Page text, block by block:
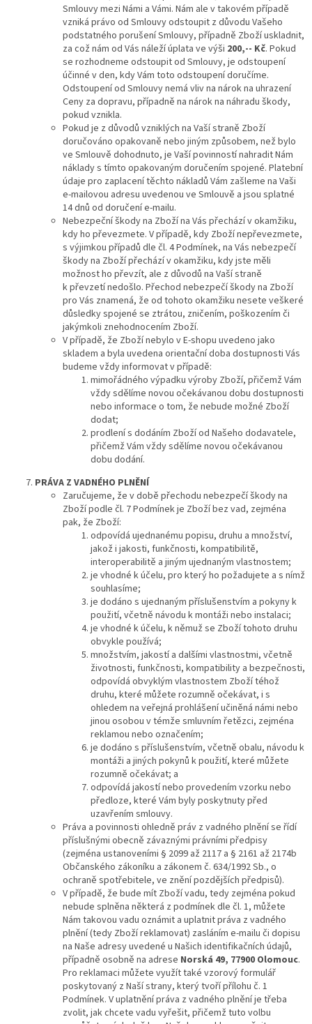
Smlouvy mezi Námi a Vámi. Nám ale v takovém případě
vzniká právo od Smlouvy odstoupit z důvodu Vašeho
podstatného porušení Smlouvy, případně Zboží uskladnit,
za což nám od Vás náleží úplata ve výši 200,-- Kč. Pokud
se rozhodneme odstoupit od Smlouvy, je odstoupení
účinné v den, kdy Vám toto odstoupení doručíme.
Odstoupení od Smlouvy nemá vliv na nárok na uhrazení
Ceny za dopravu, případně na nárok na náhradu škody,
pokud vznikla.
Pokud je z důvodů vzniklých na Vaší straně Zboží
doručováno opakovaně nebo jiným způsobem, než bylo
ve Smlouvě dohodnuto, je Vaší povinností nahradit Nám
náklady s tímto opakovaným doručením spojené. Platební
údaje pro zaplacení těchto nákladů Vám zašleme na Vaši
e-mailovou adresu uvedenou ve Smlouvě a jsou splatné
14 dnů od doručení e-mailu.
Nebezpeční škody na Zboží na Vás přechází v okamžiku,
kdy ho převezmete. V případě, kdy Zboží nepřevezmete,
s výjimkou případů dle čl. 4 Podmínek, na Vás nebezpečí
škody na Zboží přechází v okamžiku, kdy jste měli
možnost ho převzít, ale z důvodů na Vaší straně
k převzetí nedošlo. Přechod nebezpečí škody na Zboží
pro Vás znamená, že od tohoto okamžiku nesete veškeré
důsledky spojené se ztrátou, zničením, poškozením či
jakýmkoli znehodnocením Zboží.
V případě, že Zboží nebylo v E-shopu uvedeno jako
skladem a byla uvedena orientační doba dostupnosti Vás
budeme vždy informovat v případě:
mimořádného výpadku výroby Zboží, přičemž Vám
vždy sdělíme novou očekávanou dobu dostupnosti
nebo informace o tom, že nebude možné Zboží
dodat;
prodlení s dodáním Zboží od Našeho dodavatele,
přičemž Vám vždy sdělíme novou očekávanou
dobu dodání.
PRÁVA Z VADNÉHO PLNĚNÍ
Zaručujeme, že v době přechodu nebezpečí škody na
Zboží podle čl. 7 Podmínek je Zboží bez vad, zejména
pak, že Zboží:
odpovídá ujednanému popisu, druhu a množství,
jakož i jakosti, funkčnosti, kompatibilitě,
interoperabilitě a jiným ujednaným vlastnostem;
je vhodné k účelu, pro který ho požadujete a s nímž
souhlasíme;
je dodáno s ujednaným příslušenstvím a pokyny k
použití, včetně návodu k montáži nebo instalaci;
je vhodné k účelu, k němuž se Zboží tohoto druhu
obvykle používá;
množstvím, jakostí a dalšími vlastnostmi, včetně
životnosti, funkčnosti, kompatibility a bezpečnosti,
odpovídá obvyklým vlastnostem Zboží téhož
druhu, které můžete rozumně očekávat, i s
ohledem na veřejná prohlášení učiněná námi nebo
jinou osobou v témže smluvním řetězci, zejména
reklamou nebo označením;
je dodáno s příslušenstvím, včetně obalu, návodu k
montáži a jiných pokynů k použití, které můžete
rozumně očekávat; a
odpovídá jakostí nebo provedením vzorku nebo
předloze, které Vám byly poskytnuty před
uzavřením smlouvy.
Práva a povinnosti ohledně práv z vadného plnění se řídí
příslušnými obecně závaznými právními předpisy
(zejména ustanoveními § 2099 až 2117 a § 2161 až 2174b
Občanského zákoníku a zákonem č. 634/1992 Sb., o
ochraně spotřebitele, ve znění pozdějších předpisů).
V případě, že bude mít Zboží vadu, tedy zejména pokud
nebude splněna některá z podmínek dle čl. 1, můžete
Nám takovou vadu oznámit a uplatnit práva z vadného
plnění (tedy Zboží reklamovat) zasláním e-mailu či dopisu
na Naše adresy uvedené u Našich identifikačních údajů,
případně osobně na adrese Norská 49, 77900 Olomouc.
Pro reklamaci můžete využít také vzorový formulář
poskytovaný z Naší strany, který tvoří přílohu č. 1
Podmínek. V uplatnění práva z vadného plnění je třeba
zvolit, jak chcete vadu vyřešit, přičemž tuto volbu